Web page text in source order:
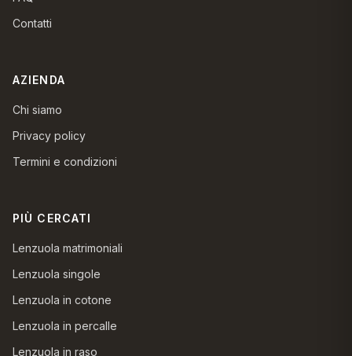
Contatti
AZIENDA
Chi siamo
Privacy policy
Termini e condizioni
PIÙ CERCATI
Lenzuola matrimoniali
Lenzuola singole
Lenzuola in cotone
Lenzuola in percalle
Lenzuola in raso